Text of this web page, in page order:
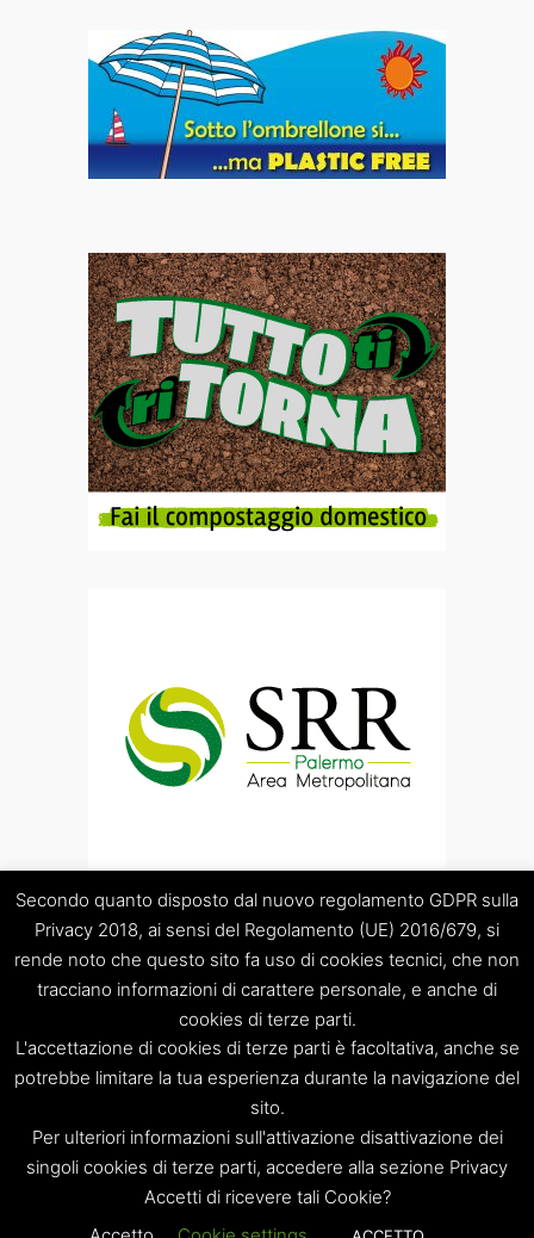
“Società Regolamentazione del servizio di gestione Rifiuti
“Palermo Area Metropolitana” S.C.p.A.
Sede legale: Palermo – Piazza Pretoria 1 – Sede amministrativa:
Palermo – Via Resuttana 360 – Capitale sociale: Euro
120.000,00
PA-309841
Tel. 091 8397879 – e-mail: info@srrpalermo.it – PEC:
srrpalermo@legalmail.it
Secondo quanto disposto dal nuovo regolamento GDPR sulla
Privacy 2018, ai sensi del Regolamento (UE) 2016/679, si
rende noto che questo sito fa uso di cookies tecnici, che non
tracciano informazioni di carattere personale, e anche di
cookies di terze parti.
L'accettazione di cookies di terze parti è facoltativa, anche se
potrebbe limitare la tua esperienza durante la navigazione del
sito.
Per ulteriori informazioni sull'attivazione disattivazione dei
singoli cookies di terze parti, accedere alla sezione Privacy
Accetti di ricevere tali Cookie?